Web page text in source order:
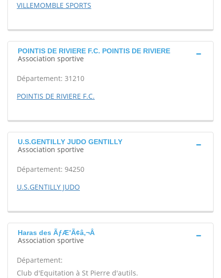
VILLEMOMBLE SPORTS
POINTIS DE RIVIERE F.C. POINTIS DE RIVIERE
Association sportive
Département: 31210
POINTIS DE RIVIERE F.C.
U.S.GENTILLY JUDO GENTILLY
Association sportive
Département: 94250
U.S.GENTILLY JUDO
Haras des ÃƒÆ’Ã¢â‚¬Â
Association sportive
Département:
Club d'Equitation à St Pierre d'autils.